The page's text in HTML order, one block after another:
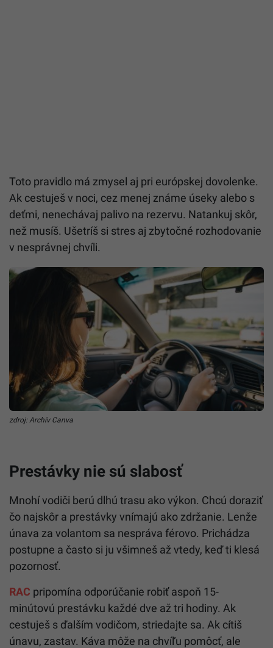
Toto pravidlo má zmysel aj pri európskej dovolenke.
Ak cestuješ v noci, cez menej známe úseky alebo s
deťmi, nenechávaj palivo na rezervu. Natankuj skôr,
než musíš. Ušetríš si stres aj zbytočné rozhodovanie
v nesprávnej chvíli.
zdroj: Archív Canva
Prestávky nie sú slabosť
Mnohí vodiči berú dlhú trasu ako výkon. Chcú doraziť
čo najskôr a prestávky vnímajú ako zdržanie. Lenže
únava za volantom sa nespráva férovo. Prichádza
postupne a často si ju všimneš až vtedy, keď ti klesá
pozornosť.
RAC pripomína odporúčanie robiť aspoň 15-
minútovú prestávku každé dve až tri hodiny. Ak
cestuješ s ďalším vodičom, striedajte sa. Ak cítiš
únavu, zastav. Káva môže na chvíľu pomôcť, ale